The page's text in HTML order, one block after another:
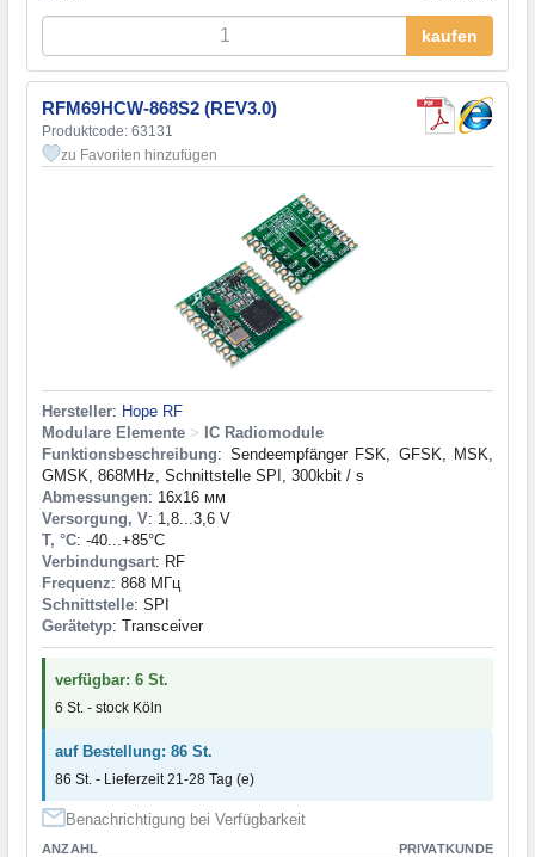
kaufen
RFM69HCW-868S2 (REV3.0)
Produktcode: 63131
zu Favoriten hinzufügen
Hersteller: Hope RF
Modulare Elemente > IC Radiomodule
Funktionsbeschreibung: Sendeempfänger FSK, GFSK, MSK,
GMSK, 868MHz, Schnittstelle SPI, 300kbit / s
Abmessungen: 16x16 мм
Versorgung, V: 1,8...3,6 V
T, °C: -40...+85°C
Verbindungsart: RF
Frequenz: 868 МГц
Schnittstelle: SPI
Gerätetyp: Transceiver
verfügbar: 6 St.
6 St. - stock Köln
auf Bestellung: 86 St.
86 St. - Lieferzeit 21-28 Tag (e)
Benachrichtigung bei Verfügbarkeit
ANZAHL PRIVATKUNDE